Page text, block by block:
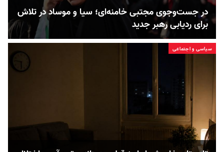
در جست‌و‌جوی مجتبی خامنه‌ای؛ سیا و موساد در تلاش‌
برای ردیابی رهبر جدید
سیاسی و اجتماعی